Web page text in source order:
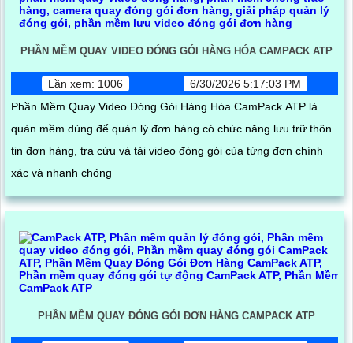
PHẦN MỀM QUAY VIDEO ĐÓNG GÓI HÀNG HÓA CAMPACK ATP
Lần xem: 1006
6/30/2026 5:17:03 PM
Phần Mềm Quay Video Đóng Gói Hàng Hóa CamPack ATP là
quàn mềm dùng để quản lý đơn hàng có chức năng lưu trữ thôn
tin đơn hàng, tra cứu và tải video đóng gói của từng đơn chính
xác và nhanh chóng
PHẦN MỀM QUAY ĐÓNG GÓI ĐƠN HÀNG CAMPACK ATP